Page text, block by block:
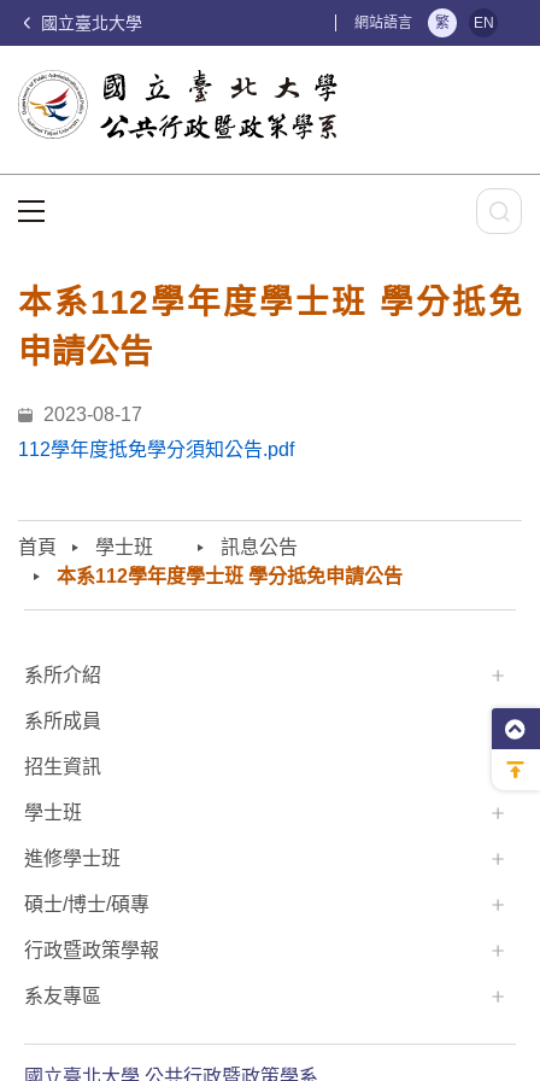
國立臺北大學 網站語言 繁 EN
首頁 學士班⠀⠀
訊息公告
本系112學年度學士班 學分抵免申請公告
本系112學年度學士班 學分抵免
申請公告
2023-08-17
112學年度抵免學分須知公告.pdf
:::
系所介紹
系所成員
招生資訊
學士班⠀⠀
進修學士班
碩士/博士/碩專
行政暨政策學報
系友專區